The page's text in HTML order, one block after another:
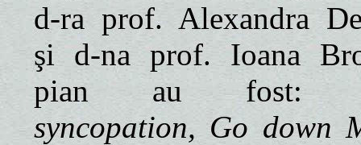
d-ra prof. Alexandra
şi d-na prof. Ioana
pian au
syncopation, Go down